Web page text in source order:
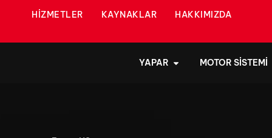
HIZMETLER KAYNAKLAR HAKKIMIZDA
YAPAR MOTOR SISTEMI